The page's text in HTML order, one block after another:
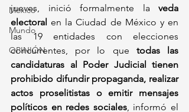
México
Mundo
OPINIÓN
jueves, inició formalmente la veda
electoral en la Ciudad de México y en
las 19 entidades con elecciones
concurrentes, por lo que todas las
candidaturas al Poder Judicial tienen
prohibido difundir propaganda, realizar
actos proselitistas o emitir mensajes
políticos en redes sociales, informó el